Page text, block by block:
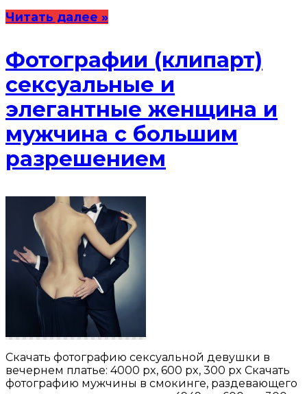
Читать далее »
Фотографии (клипарт)
сексуальные и
элегантные женщина и
мужчина с большим
разрешением
Скачать фотографию сексуальной девушки в
вечернем платье: 4000 px, 600 px, 300 px Скачать
фотографию мужчины в смокинге, раздевающего